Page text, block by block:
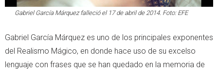
Gabriel García Márquez falleció el 17 de abril de 2014. Foto: EFE
Gabriel García Márquez es uno de los principales exponentes
del Realismo Mágico, en donde hace uso de su excelso
lenguaje con frases que se han quedado en la memoria de